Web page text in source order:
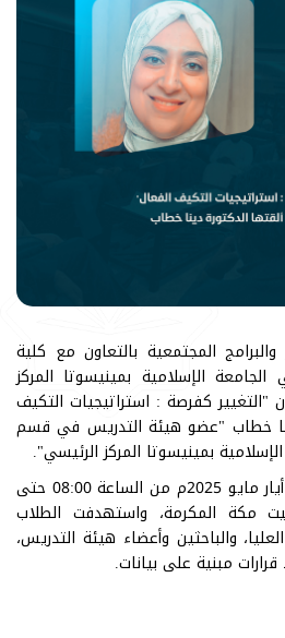
المجتمعية بالتعاون مع كلية
الجامعة الإسلامية بمينيسوتا المركز
"التغيير كفرصة : استراتيجيات التكيف
خطاب "عضو هيئة التدريس في قسم
بمينيسوتا المركز الرئيسي".
الورشة أقيمت يوم الأحد 18 أيار مايو 2025م من الساعة 08:00 حتى
بتوقيت مكة المكرمة، واستهدفت الطلاب
والباحثين وأعضاء هيئة التدريس،
مبنية على بيانات.